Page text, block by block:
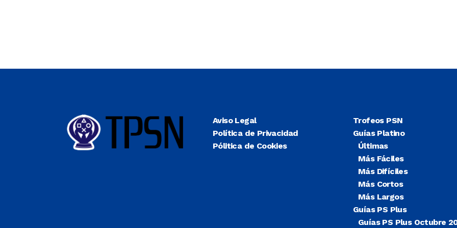
Aviso Legal
Política de Privacidad
Pólitica de Cookies
Trofeos PSN
Guías Platino
Últimas
Más Fáciles
Más Difíciles
Más Cortos
Más Largos
Guías PS Plus
Guías PS Plus Octubre